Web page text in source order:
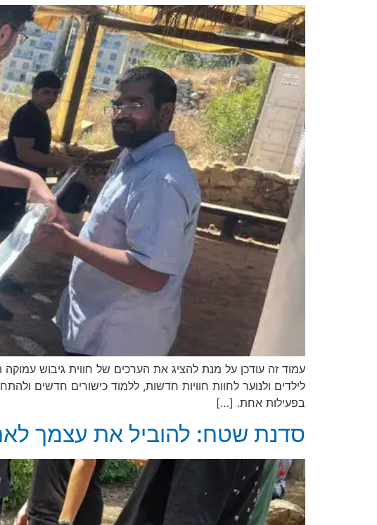
עמוד זה עודכן על מנת להציג את הערכים של חווית גיבוש עמוקה
בפעילות אחת. […]
סדנת שטח: להוביל את עצמך